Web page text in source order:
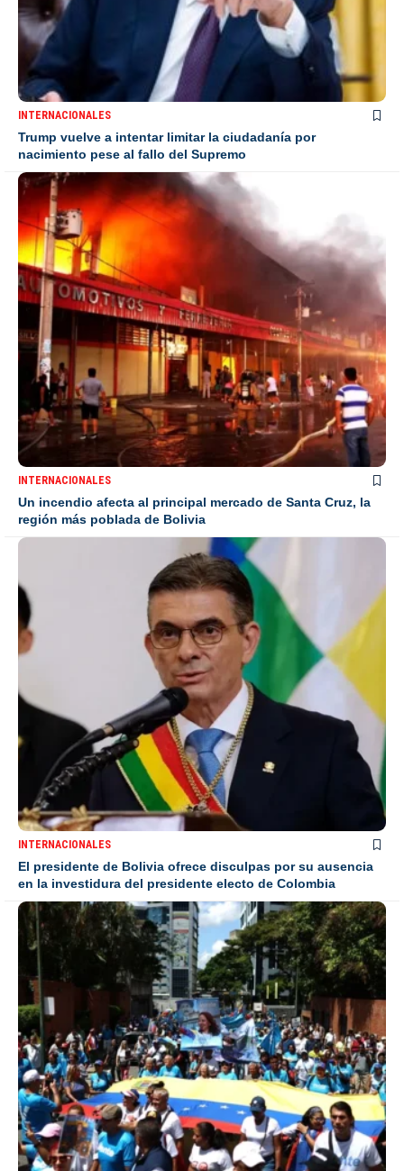
INTERNACIONALES
Trump vuelve a intentar limitar la ciudadanía por
nacimiento pese al fallo del Supremo
INTERNACIONALES
Un incendio afecta al principal mercado de Santa Cruz, la
región más poblada de Bolivia
INTERNACIONALES
El presidente de Bolivia ofrece disculpas por su ausencia
en la investidura del presidente electo de Colombia